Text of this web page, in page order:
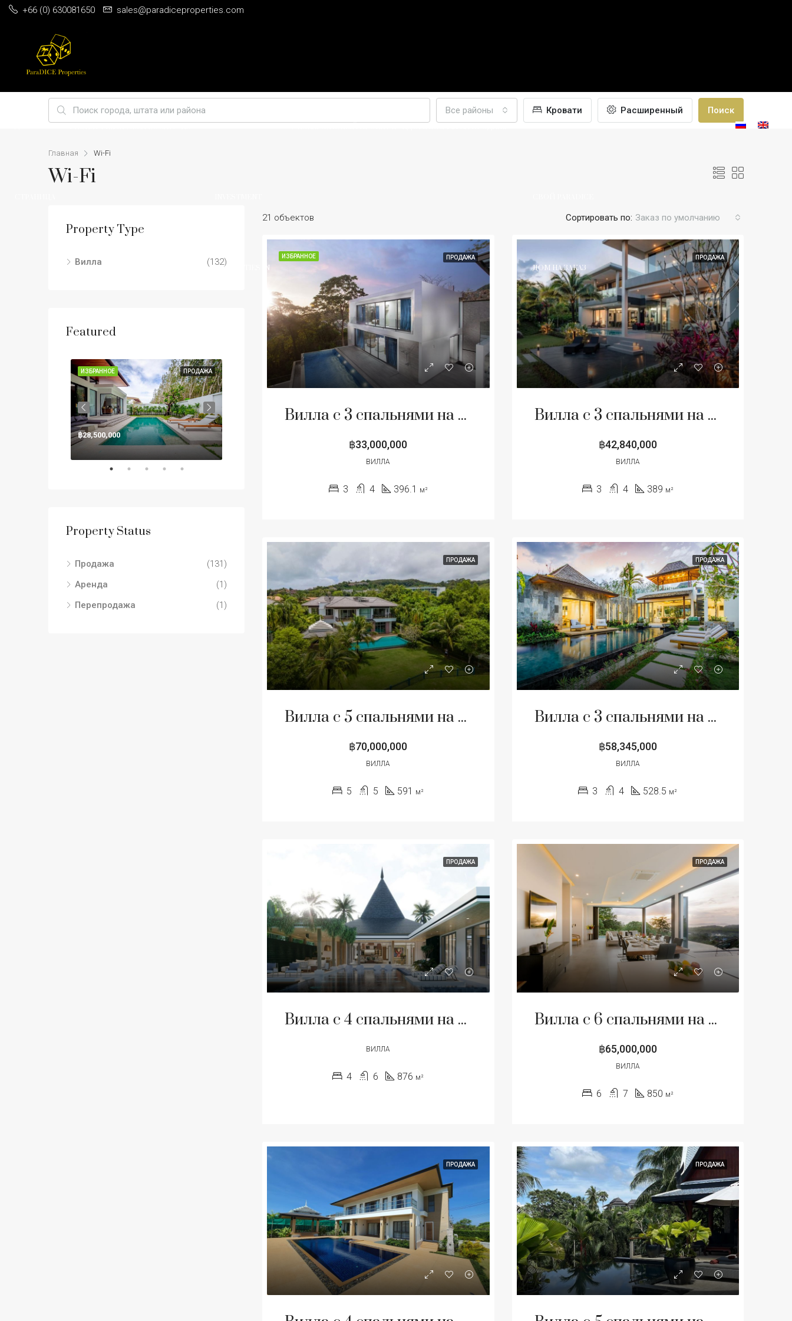
+66 (0) 630081650 sales@paradiceproperties.com
PROPERTIES IN ДОМ НА ЗАКАЗ
Все районы Кровати Расширенный Поиск
Главная Wi-Fi
Wi-Fi
21 объектов Сортировать по: Заказ по умолчанию
ИЗБРАННОЕ ПРОДАЖА
Вилла с 3 спальнями на продажу в районе Камала, Пхукет
฿33,000,000
ВИЛЛА
3 4 396.1 м²
ПРОДАЖА
Вилла с 3 спальнями на продажу в Чонг Тале, Пхукет
฿42,840,000
ВИЛЛА
3 4 389 м²
ПРОДАЖА
Вилла с 5 спальнями на продажу в Чонг Тале, Пхукет
฿70,000,000
ВИЛЛА
5 5 591 м²
ПРОДАЖА
Вилла с 3 спальнями на продажу в Си Сантон, Пхукет
฿58,345,000
ВИЛЛА
3 4 528.5 м²
ПРОДАЖА
Вилла с 4 спальнями на продажу в Си Сунтон, Пхукет
ВИЛЛА
4 6 876 м²
ПРОДАЖА
Вилла с 6 спальнями на продажу в Па Клок, Пхукет
฿65,000,000
ВИЛЛА
6 7 850 м²
ПРОДАЖА ПРОДАЖА
Property Type
Вилла (132)
Featured
ПРОДАЖА
ИЗБРАННОЕ
฿28,500,000
ПРОДАЖА ПРОДАЖА
ИЗБРАННОЕ ПРОДАЖА
ИЗБРАННОЕ ИЗБРАННОЕ
Property Status
Продажа
(131)
Аренда
(1)
Перепродажа
(1)